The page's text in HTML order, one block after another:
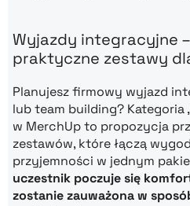
Wyjazdy integracyjne
praktyczne zestawy
Planujesz firmowy wyjazd
lub team building? Kategoria
w MerchUp to propozycja
zestawów, które łączą
przyjemności w jednym
uczestnik poczuje się
zostanie zauważona w